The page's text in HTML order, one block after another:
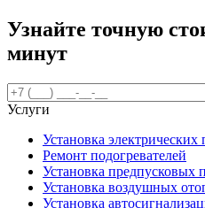
Узнайте точную
минут
Услуги
Установка электрических
Ремонт подогревателей
Установка предпусковых
Установка воздушных
Установка